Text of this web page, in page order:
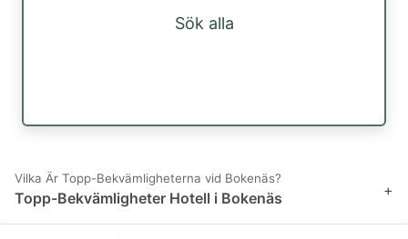
Sök alla
Vilka Är Topp-Bekvämligheterna vid Bokenäs?
Topp-Bekvämligheter Hotell i Bokenäs +